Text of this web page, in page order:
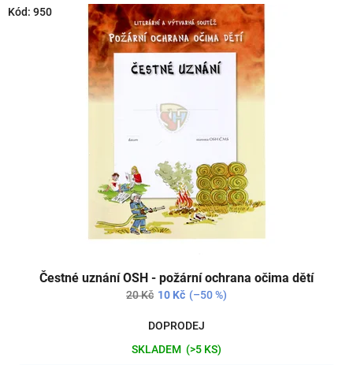
Čestné uznání OSH - požární ochrana očima dětí
20 Kč 10 Kč (–50 %)
DOPRODEJ
SKLADEM (>5 KS)
Kód: 950